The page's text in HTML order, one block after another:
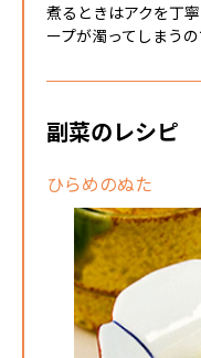
煮るときはアクを丁
ープが濁ってしまう
副菜のレシピ
ひらめのぬた